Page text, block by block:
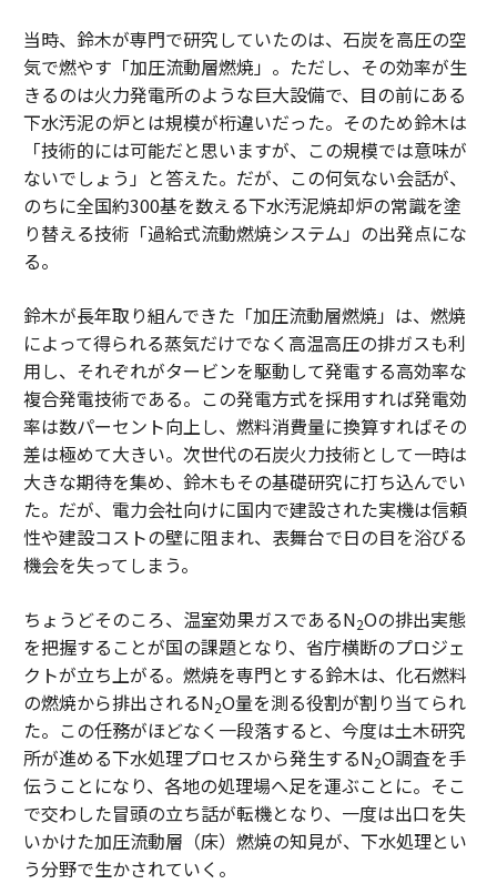
当時、鈴木が専門で研究していたのは、石炭を高圧の空
気で燃やす「加圧流動層燃焼」。ただし、その効率が生
きるのは火力発電所のような巨大設備で、目の前にある
下水汚泥の炉とは規模が桁違いだった。そのため鈴木は
「技術的には可能だと思いますが、この規模では意味が
ないでしょう」と答えた。だが、この何気ない会話が、
のちに全国約300基を数える下水汚泥焼却炉の常識を塗
り替える技術「過給式流動燃焼システム」の出発点にな
る。
鈴木が長年取り組んできた「加圧流動層燃焼」は、燃焼
によって得られる蒸気だけでなく高温高圧の排ガスも利
用し、それぞれがタービンを駆動して発電する高効率な
複合発電技術である。この発電方式を採用すれば発電効
率は数パーセント向上し、燃料消費量に換算すればその
差は極めて大きい。次世代の石炭火力技術として一時は
大きな期待を集め、鈴木もその基礎研究に打ち込んでい
た。だが、電力会社向けに国内で建設された実機は信頼
性や建設コストの壁に阻まれ、表舞台で日の目を浴びる
機会を失ってしまう。
ちょうどそのころ、温室効果ガスであるN2Oの排出実態
を把握することが国の課題となり、省庁横断のプロジェ
クトが立ち上がる。燃焼を専門とする鈴木は、化石燃料
の燃焼から排出されるN2O量を測る役割が割り当てられ
た。この任務がほどなく一段落すると、今度は土木研究
所が進める下水処理プロセスから発生するN2O調査を手
伝うことになり、各地の処理場へ足を運ぶことに。そこ
で交わした冒頭の立ち話が転機となり、一度は出口を失
いかけた加圧流動層（床）燃焼の知見が、下水処理とい
う分野で生かされていく。